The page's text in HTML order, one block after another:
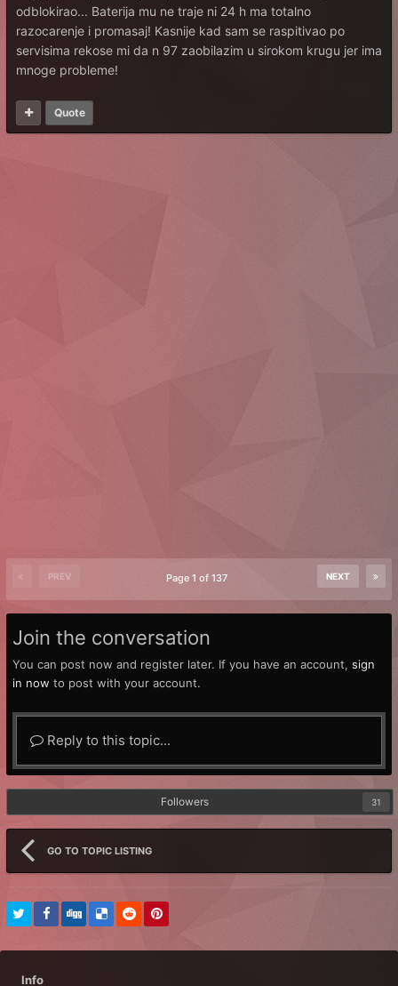
odblokirao... Baterija mu ne traje ni 24 h ma totalno
razocarenje i promasaj! Kasnije kad sam se raspitivao po
servisima rekose mi da n 97 zaobilazim u sirokom krugu jer ima
mnoge probleme!
Quote
PREV NEXT
Page 1 of 137
Join the conversation
You can post now and register later. If you have an account, sign
in now to post with your account.
Reply to this topic...
Followers 31
GO TO TOPIC LISTING
Info